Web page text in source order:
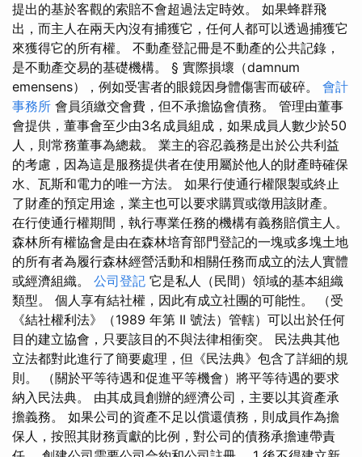
提出的基於客觀的索賠不會超過法定時效。 如果蜂群飛
出，而主人在兩天內沒有捕獲它，任何人都可以透過捕獲它
來獲得它的所有權。 不動產登記冊是不動產的公共記錄，
是不動產交易的基礎機構。 § 實際損壞（damnum
emensens），例如受害者的眼鏡因身體傷害而破碎。 會計
事務所 會員須繳交會費，但不承擔協會債務。 管理由董事
會提供，董事會至少由3名成員組成，如果成員人數少於50
人，則常務董事為總裁。 業主的容忍義務是出於公共利益
的考慮，因為這是服務提供者在使用屬於他人的財產時確保
水、瓦斯和電力的唯一方法。 如果行使通行權限製或終止
了財產的預定用途，業主也可以要求購買或徵用該財產。
在行使通行權期間，執行專業任務的機構有義務賠償主人。
森林所有權協會是由在森林培育部門登記的一塊或多塊土地
的所有者為履行森林經營活動和相關任務而成立的法人實體
或經濟組織。 公司登記 它是私人（民間）領域的基本組織
類型。 個人享有結社權，因此有成立社團的可能性。 （受
《結社權利法》（1989 年第 II 號法）管轄）可以出於任何
目的建立協會，只要該目的不與法律相衝突。 民法典其他
立法都對此進行了簡要處理，但《民法典》包含了詳細的規
則。 （關於平等待遇和促進平等機會）將平等待遇的要求
納入民法典。 由其成員創辦的經濟公司，主要以其資產承
擔義務。 如果公司的資產不足以償還債務，則成員作為擔
保人，按照其財務貢獻的比例，對公司的債務承擔連帶責